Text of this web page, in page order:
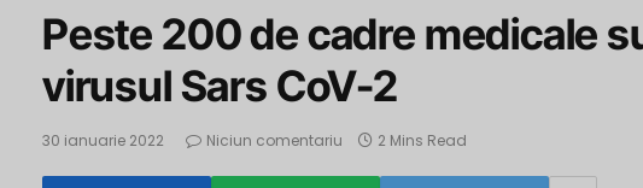
Peste 200 de cadre medicale
virusul Sars CoV-2
30 ianuarie 2022 Niciun comentariu 2 Mins Read